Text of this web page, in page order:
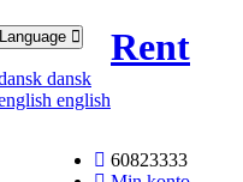
Language
dansk
english
60823333
Rent